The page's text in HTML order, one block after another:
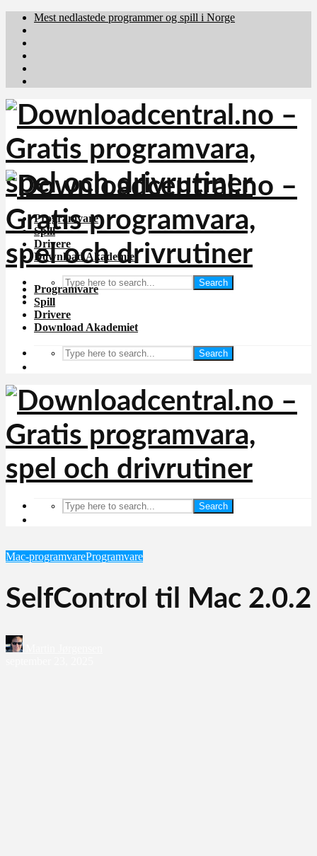
Mest nedlastede programmer og spill i Norge
Programvare
Spill
Drivere
Download Akademiet
Search
Programvare
Spill
Drivere
Download Akademiet
Search
Search
Mac-programvareProgramvare
SelfControl til Mac 2.0.2